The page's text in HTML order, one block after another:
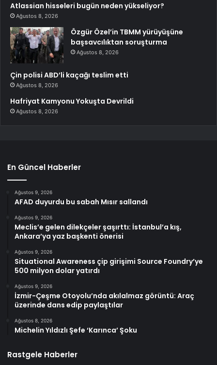
Atlassian hisseleri bugün neden yükseliyor?
Ağustos 8, 2026
Özgür Özel’in TBMM yürüyüşüne
başsavcılıktan soruşturma
Ağustos 8, 2026
Çin polisi ABD’li kaçağı teslim etti
Ağustos 8, 2026
Hafriyat Kamyonu Yokuşta Devrildi
Ağustos 8, 2026
En Güncel Haberler
Ağustos 9, 2026
AFAD duyurdu bu sabah Mısır sallandı
Ağustos 9, 2026
Meclis’e gelen dilekçeler şaşırttı: İstanbul’a kış,
Ankara’ya yaz başkenti önerisi
Ağustos 9, 2026
Situational Awareness çip girişimi Source Foundry’ye
500 milyon dolar yatırdı
Ağustos 9, 2026
İzmir-Çeşme Otoyolu’nda akılalmaz görüntü: Araç
üzerinde dans edip paylaştılar
Ağustos 8, 2026
Michelin Yıldızlı Şefe ‘Karınca’ Şoku
Rastgele Haberler